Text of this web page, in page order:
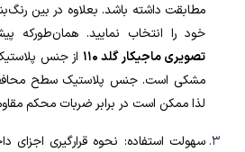
مطابقت داشته باشد. بعلاوه در بین
خود را انتخاب نمایید. همان‌طورکه
تصویری ماجیکار گلد 110
از جنس
مشکی است. جنس پلاستیک سطح
لذا ممکن است در برابر ضربات محکم
سهولت استفاده: نحوه قرارگیری اجزای